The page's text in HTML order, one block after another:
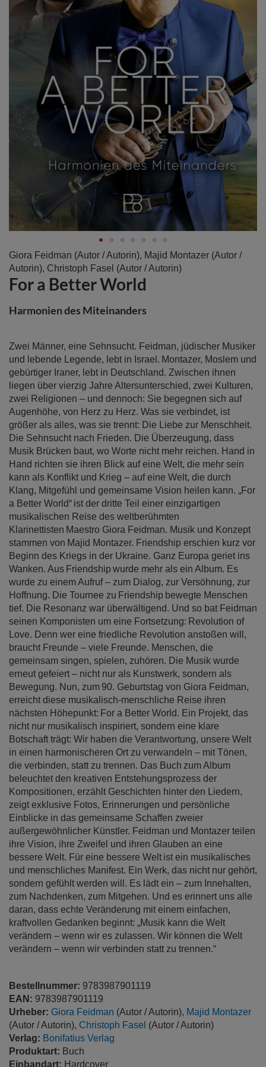
Giora Feidman (Autor / Autorin), Majid Montazer (Autor /
Autorin), Christoph Fasel (Autor / Autorin)
For a Better World
Harmonien des Miteinanders
Zwei Männer, eine Sehnsucht. Feidman, jüdischer Musiker
und lebende Legende, lebt in Israel. Montazer, Moslem und
gebürtiger Iraner, lebt in Deutschland. Zwischen ihnen
liegen über vierzig Jahre Altersunterschied, zwei Kulturen,
zwei Religionen – und dennoch: Sie begegnen sich auf
Augenhöhe, von Herz zu Herz. Was sie verbindet, ist
größer als alles, was sie trennt: Die Liebe zur Menschheit.
Die Sehnsucht nach Frieden. Die Überzeugung, dass
Musik Brücken baut, wo Worte nicht mehr reichen. Hand in
Hand richten sie ihren Blick auf eine Welt, die mehr sein
kann als Konflikt und Krieg – auf eine Welt, die durch
Klang, Mitgefühl und gemeinsame Vision heilen kann. „For
a Better World“ ist der dritte Teil einer einzigartigen
musikalischen Reise des weltberühmten
Klarinettisten Maestro Giora Feidman. Musik und Konzept
stammen von Majid Montazer. Friendship erschien kurz vor
Beginn des Kriegs in der Ukraine. Ganz Europa geriet ins
Wanken. Aus Friendship wurde mehr als ein Album. Es
wurde zu einem Aufruf – zum Dialog, zur Versöhnung, zur
Hoffnung. Die Tournee zu Friendship bewegte Menschen
tief. Die Resonanz war überwältigend. Und so bat Feidman
seinen Komponisten um eine Fortsetzung: Revolution of
Love. Denn wer eine friedliche Revolution anstoßen will,
braucht Freunde – viele Freunde. Menschen, die
gemeinsam singen, spielen, zuhören. Die Musik wurde
erneut gefeiert – nicht nur als Kunstwerk, sondern als
Bewegung. Nun, zum 90. Geburtstag von Giora Feidman,
erreicht diese musikalisch-menschliche Reise ihren
nächsten Höhepunkt: For a Better World. Ein Projekt, das
nicht nur musikalisch inspiriert, sondern eine klare
Botschaft trägt: Wir haben die Verantwortung, unsere Welt
in einen harmonischeren Ort zu verwandeln – mit Tönen,
die verbinden, statt zu trennen. Das Buch zum Album
beleuchtet den kreativen Entstehungsprozess der
Kompositionen, erzählt Geschichten hinter den Liedern,
zeigt exklusive Fotos, Erinnerungen und persönliche
Einblicke in das gemeinsame Schaffen zweier
außergewöhnlicher Künstler. Feidman und Montazer teilen
ihre Vision, ihre Zweifel und ihren Glauben an eine
bessere Welt. Für eine bessere Welt ist ein musikalisches
und menschliches Manifest. Ein Werk, das nicht nur gehört,
sondern gefühlt werden will. Es lädt ein – zum Innehalten,
zum Nachdenken, zum Mitgehen. Und es erinnert uns alle
daran, dass echte Veränderung mit einem einfachen,
kraftvollen Gedanken beginnt: „Musik kann die Welt
verändern – wenn wir es zulassen. Wir können die Welt
verändern – wenn wir verbinden statt zu trennen.“
Bestellnummer: 9783987901119
EAN: 9783987901119
Urheber: Giora Feidman (Autor / Autorin), Majid Montazer
(Autor / Autorin), Christoph Fasel (Autor / Autorin)
Verlag: Bonifatius Verlag
Produktart: Buch
Einbandart: Hardcover
Zum
Anfang
der
Bildergalerie
springen